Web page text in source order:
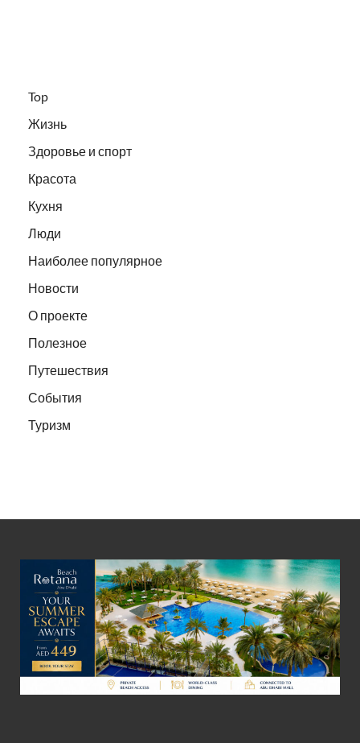
Top
Жизнь
Здоровье и спорт
Красота
Кухня
Люди
Наиболее популярное
Новости
О проекте
Полезное
Путешествия
События
Туризм